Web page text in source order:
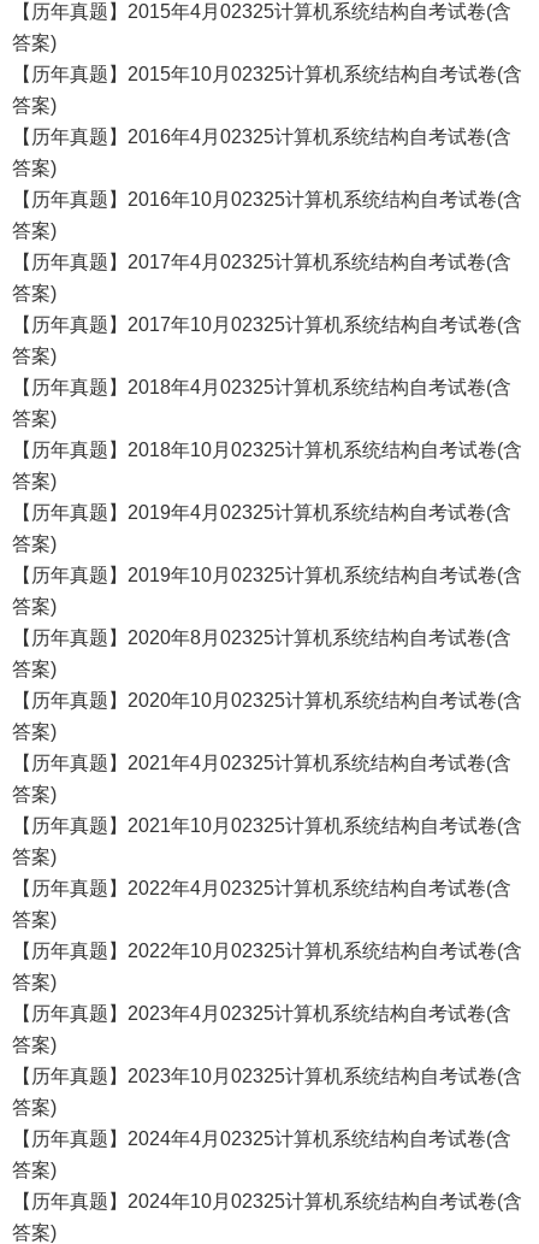
【历年真题】2015年4月02325计算机系统结构自考试卷(含
答案)
【历年真题】2015年10月02325计算机系统结构自考试卷(含
答案)
【历年真题】2016年4月02325计算机系统结构自考试卷(含
答案)
【历年真题】2016年10月02325计算机系统结构自考试卷(含
答案)
【历年真题】2017年4月02325计算机系统结构自考试卷(含
答案)
【历年真题】2017年10月02325计算机系统结构自考试卷(含
答案)
【历年真题】2018年4月02325计算机系统结构自考试卷(含
答案)
【历年真题】2018年10月02325计算机系统结构自考试卷(含
答案)
【历年真题】2019年4月02325计算机系统结构自考试卷(含
答案)
【历年真题】2019年10月02325计算机系统结构自考试卷(含
答案)
【历年真题】2020年8月02325计算机系统结构自考试卷(含
答案)
【历年真题】2020年10月02325计算机系统结构自考试卷(含
答案)
【历年真题】2021年4月02325计算机系统结构自考试卷(含
答案)
【历年真题】2021年10月02325计算机系统结构自考试卷(含
答案)
【历年真题】2022年4月02325计算机系统结构自考试卷(含
答案)
【历年真题】2022年10月02325计算机系统结构自考试卷(含
答案)
【历年真题】2023年4月02325计算机系统结构自考试卷(含
答案)
【历年真题】2023年10月02325计算机系统结构自考试卷(含
答案)
【历年真题】2024年4月02325计算机系统结构自考试卷(含
答案)
【历年真题】2024年10月02325计算机系统结构自考试卷(含
答案)